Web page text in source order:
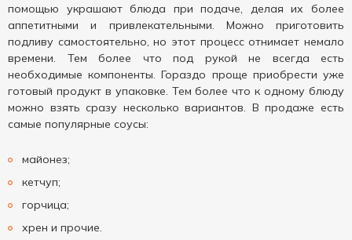
помощью украшают блюда при подаче, делая их более
аппетитными и привлекательными. Можно приготовить
подливу самостоятельно, но этот процесс отнимает немало
времени. Тем более что под рукой не всегда есть
необходимые компоненты. Гораздо проще приобрести уже
готовый продукт в упаковке. Тем более что к одному блюду
можно взять сразу несколько вариантов. В продаже есть
самые популярные соусы:
майонез;
кетчуп;
горчица;
хрен и прочие.